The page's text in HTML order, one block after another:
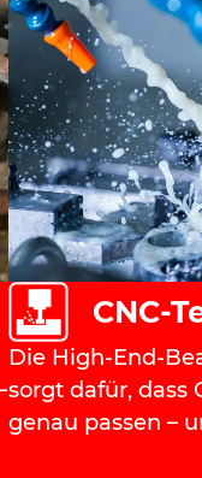
CNC-
Die High-End-
sorgt dafür, dass
genau passen –